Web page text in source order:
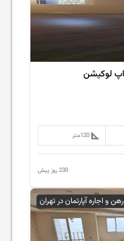
120متر
230 روز پیش
رهن و اجاره آپارتمان در تهران